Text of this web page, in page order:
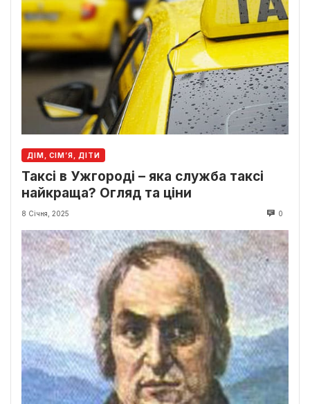
ДІМ, СІМ’Я, ДІТИ
Таксі в Ужгороді – яка служба таксі
найкраща? Огляд та ціни
8 Січня, 2025 0